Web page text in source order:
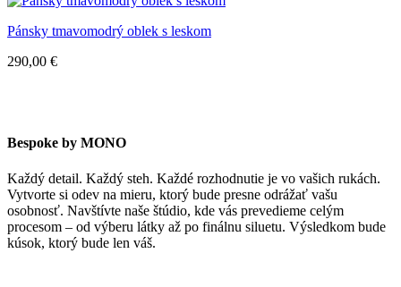
Pánsky tmavomodrý oblek s leskom
290,00 €
Bespoke by MONO
Každý detail. Každý steh. Každé rozhodnutie je vo vašich rukách.
Vytvorte si odev na mieru, ktorý bude presne odrážať vašu
osobnosť. Navštívte naše štúdio, kde vás prevedieme celým
procesom – od výberu látky až po finálnu siluetu. Výsledkom bude
kúsok, ktorý bude len váš.